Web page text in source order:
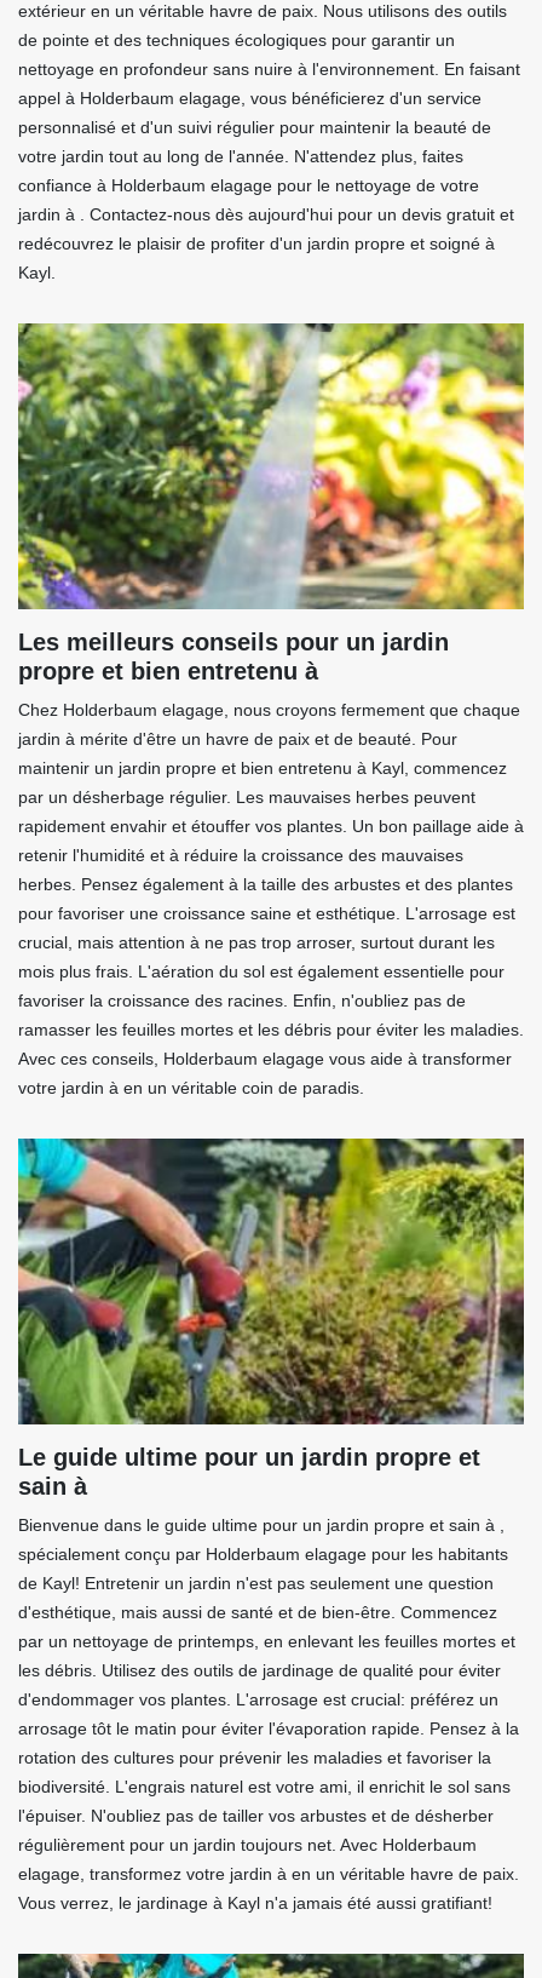
extérieur en un véritable havre de paix. Nous utilisons des outils
de pointe et des techniques écologiques pour garantir un
nettoyage en profondeur sans nuire à l'environnement. En faisant
appel à Holderbaum elagage, vous bénéficierez d'un service
personnalisé et d'un suivi régulier pour maintenir la beauté de
votre jardin tout au long de l'année. N'attendez plus, faites
confiance à Holderbaum elagage pour le nettoyage de votre
jardin à . Contactez-nous dès aujourd'hui pour un devis gratuit et
redécouvrez le plaisir de profiter d'un jardin propre et soigné à
Kayl.
Les meilleurs conseils pour un jardin
propre et bien entretenu à
Chez Holderbaum elagage, nous croyons fermement que chaque
jardin à mérite d'être un havre de paix et de beauté. Pour
maintenir un jardin propre et bien entretenu à Kayl, commencez
par un désherbage régulier. Les mauvaises herbes peuvent
rapidement envahir et étouffer vos plantes. Un bon paillage aide à
retenir l'humidité et à réduire la croissance des mauvaises
herbes. Pensez également à la taille des arbustes et des plantes
pour favoriser une croissance saine et esthétique. L'arrosage est
crucial, mais attention à ne pas trop arroser, surtout durant les
mois plus frais. L'aération du sol est également essentielle pour
favoriser la croissance des racines. Enfin, n'oubliez pas de
ramasser les feuilles mortes et les débris pour éviter les maladies.
Avec ces conseils, Holderbaum elagage vous aide à transformer
votre jardin à en un véritable coin de paradis.
Le guide ultime pour un jardin propre et
sain à
Bienvenue dans le guide ultime pour un jardin propre et sain à ,
spécialement conçu par Holderbaum elagage pour les habitants
de Kayl! Entretenir un jardin n'est pas seulement une question
d'esthétique, mais aussi de santé et de bien-être. Commencez
par un nettoyage de printemps, en enlevant les feuilles mortes et
les débris. Utilisez des outils de jardinage de qualité pour éviter
d'endommager vos plantes. L'arrosage est crucial: préférez un
arrosage tôt le matin pour éviter l'évaporation rapide. Pensez à la
rotation des cultures pour prévenir les maladies et favoriser la
biodiversité. L'engrais naturel est votre ami, il enrichit le sol sans
l'épuiser. N'oubliez pas de tailler vos arbustes et de désherber
régulièrement pour un jardin toujours net. Avec Holderbaum
elagage, transformez votre jardin à en un véritable havre de paix.
Vous verrez, le jardinage à Kayl n'a jamais été aussi gratifiant!